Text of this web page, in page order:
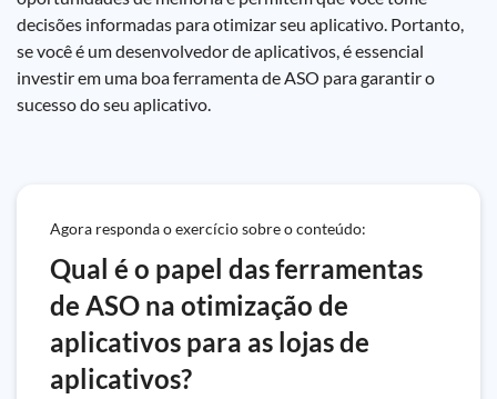
decisões informadas para otimizar seu aplicativo. Portanto,
se você é um desenvolvedor de aplicativos, é essencial
investir em uma boa ferramenta de ASO para garantir o
sucesso do seu aplicativo.
Agora responda o exercício sobre o conteúdo:
Qual é o papel das ferramentas
de ASO na otimização de
aplicativos para as lojas de
aplicativos?